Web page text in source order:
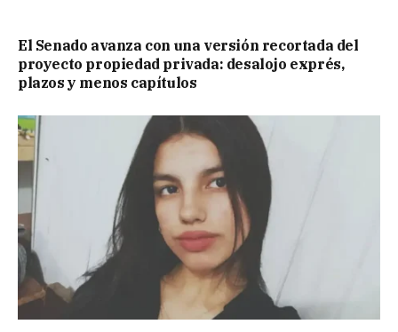
El Senado avanza con una versión recortada del
proyecto propiedad privada: desalojo exprés,
plazos y menos capítulos